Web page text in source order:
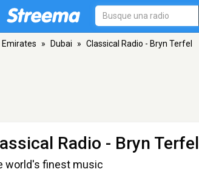
» Dubai » Classical Radio - Bryn Terfel
Radio - Bryn Terfel
world's finest music